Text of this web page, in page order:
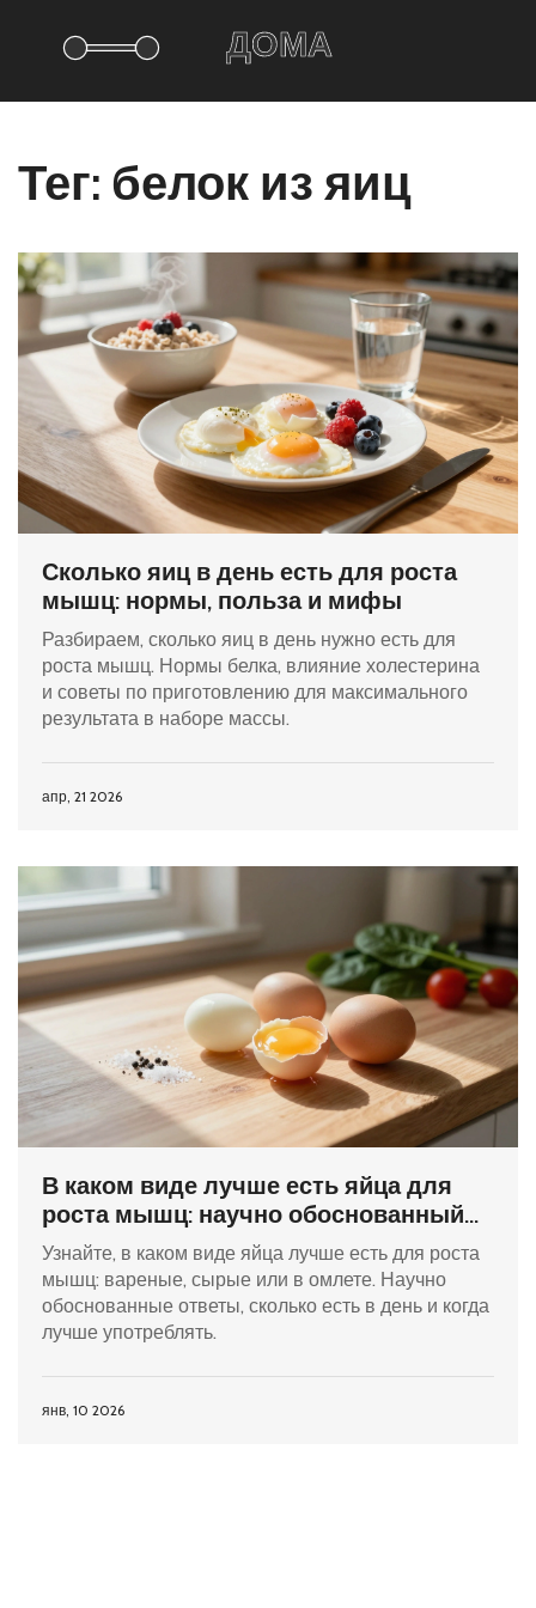
Тег: белок из яиц
Сколько яиц в день есть для роста
мышц: нормы, польза и мифы
Разбираем, сколько яиц в день нужно есть для
роста мышц. Нормы белка, влияние холестерина
и советы по приготовлению для максимального
результата в наборе массы.
апр, 21 2026
В каком виде лучше есть яйца для
роста мышц: научно обоснованный
ответ
Узнайте, в каком виде яйца лучше есть для роста
мышц: вареные, сырые или в омлете. Научно
обоснованные ответы, сколько есть в день и когда
лучше употреблять.
янв, 10 2026